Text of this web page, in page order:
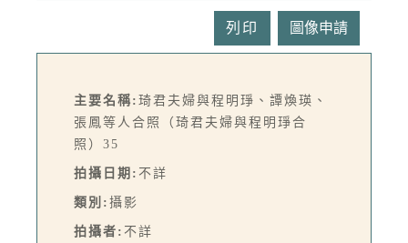
列印
主要名稱: 琦君夫婦與程明琤、譚煥瑛、
張鳳等人合照（琦君夫婦與程明琤合
照）35
拍攝日期: 不詳
類別: 攝影
拍攝者: 不詳